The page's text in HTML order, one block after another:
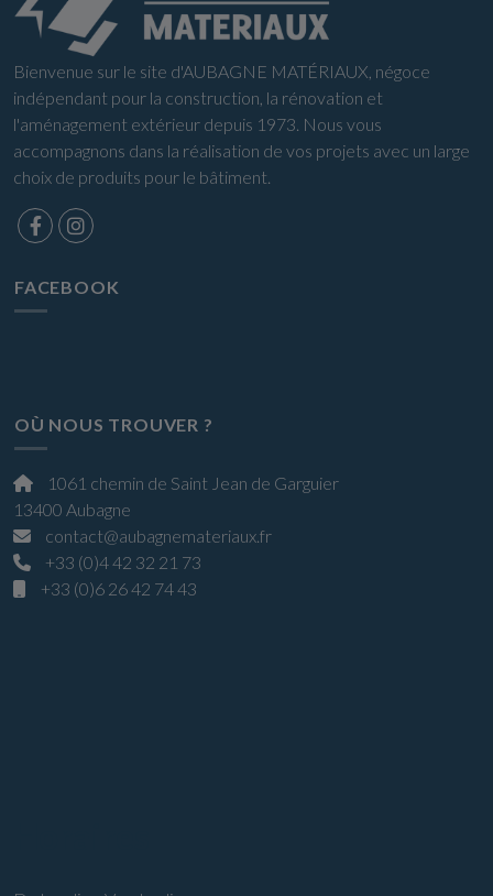
Bienvenue sur le site d'AUBAGNE MATÉRIAUX, négoce
indépendant pour la construction, la rénovation et
l'aménagement extérieur depuis 1973. Nous vous
accompagnons dans la réalisation de vos projets avec un large
choix de produits pour le bâtiment.
FACEBOOK
OÙ NOUS TROUVER ?
1061 chemin de Saint Jean de Garguier
13400 Aubagne
contact@aubagnemateriaux.fr
+33 (0)4 42 32 21 73
+33 (0)6 26 42 74 43